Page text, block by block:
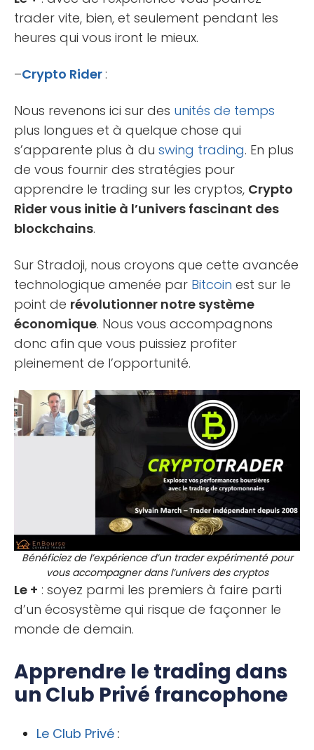
trader vite, bien, et seulement pendant les
heures qui vous iront le mieux.
–Crypto Rider :
Nous revenons ici sur des unités de temps
plus longues et à quelque chose qui
s’apparente plus à du swing trading. En plus
de vous fournir des stratégies pour
apprendre le trading sur les cryptos, Crypto
Rider vous initie à l’univers fascinant des
blockchains.
Sur Stradoji, nous croyons que cette avancée
technologique amenée par Bitcoin est sur le
point de révolutionner notre système
économique. Nous vous accompagnons
donc afin que vous puissiez profiter
pleinement de l’opportunité.
Bénéficiez de l’expérience d’un trader expérimenté pour
vous accompagner dans l’univers des cryptos
Le + : soyez parmi les premiers à faire parti
d’un écosystème qui risque de façonner le
monde de demain.
Apprendre le trading dans
un Club Privé francophone
Le Club Privé :